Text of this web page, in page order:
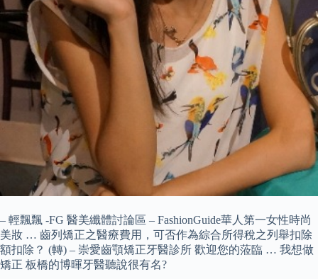
– 輕飄飄 -FG 醫美纖體討論區 – FashionGuide華人第一女性時尚
美妝 … 齒列矯正之醫療費用，可否作為綜合所得稅之列舉扣除
額扣除？ (轉) – 崇愛齒顎矯正牙醫診所 歡迎您的蒞臨 … 我想做
矯正 板橋的博暉牙醫聽說很有名?